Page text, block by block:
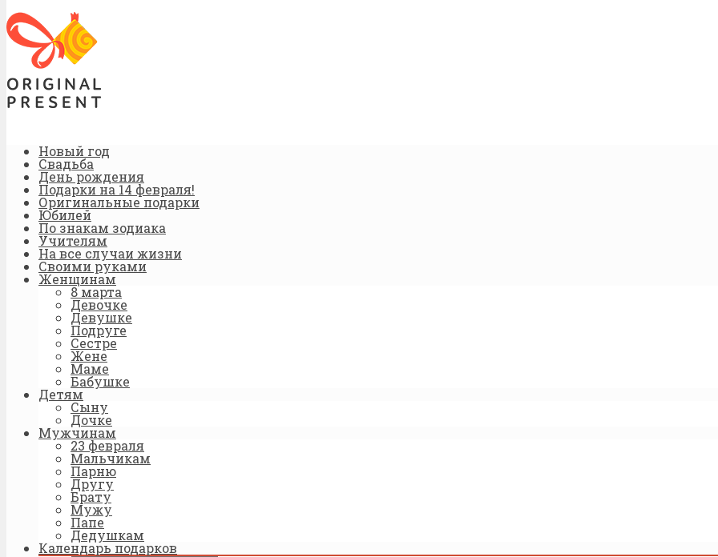
Новый год
Свадьба
День рождения
Подарки на 14 февраля!
Оригинальные подарки
Юбилей
По знакам зодиака
Учителям
На все случаи жизни
Своими руками
Женщинам
8 марта
Девочке
Девушке
Подруге
Сестре
Жене
Маме
Бабушке
Детям
Сыну
Дочке
Мужчинам
23 февраля
Мальчикам
Парню
Другу
Брату
Мужу
Папе
Дедушкам
Календарь подарков